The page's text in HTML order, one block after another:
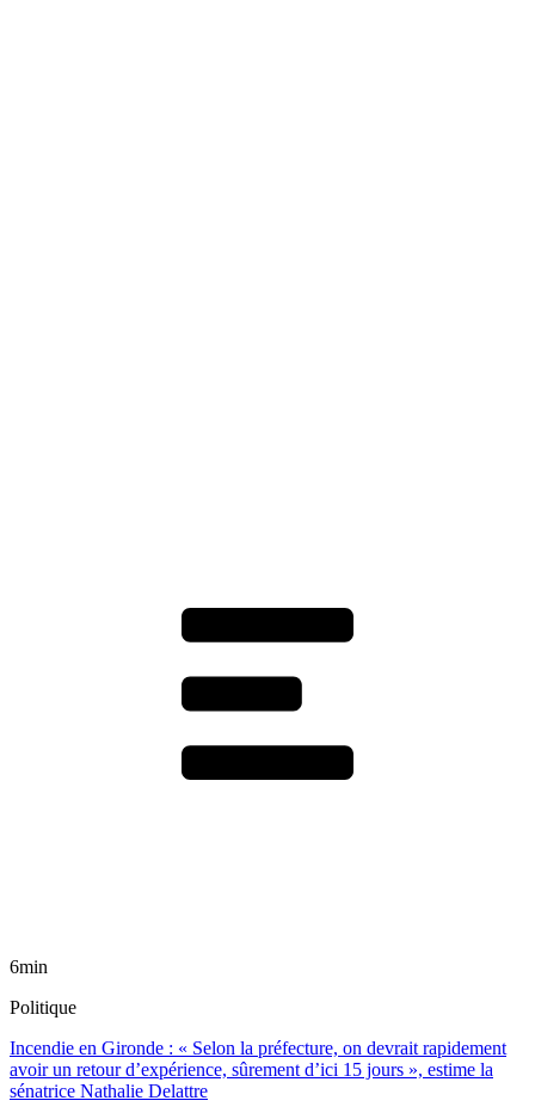
6min
Politique
Incendie en Gironde : « Selon la préfecture, on devrait rapidement
avoir un retour d’expérience, sûrement d’ici 15 jours », estime la
sénatrice Nathalie Delattre